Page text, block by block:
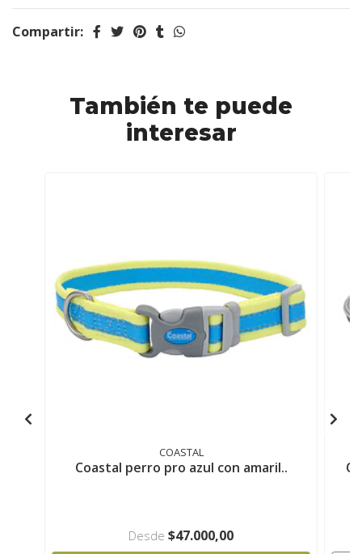
Compartir:
También te puede
interesar
COASTAL
Coastal perro pro azul con amaril..
Desde $47.000,00